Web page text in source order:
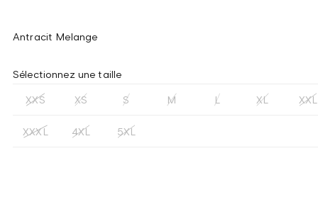
Antracit Melange
Sélectionnez une taille
XXS XS S M L XL XXL
XXXL 4XL 5XL